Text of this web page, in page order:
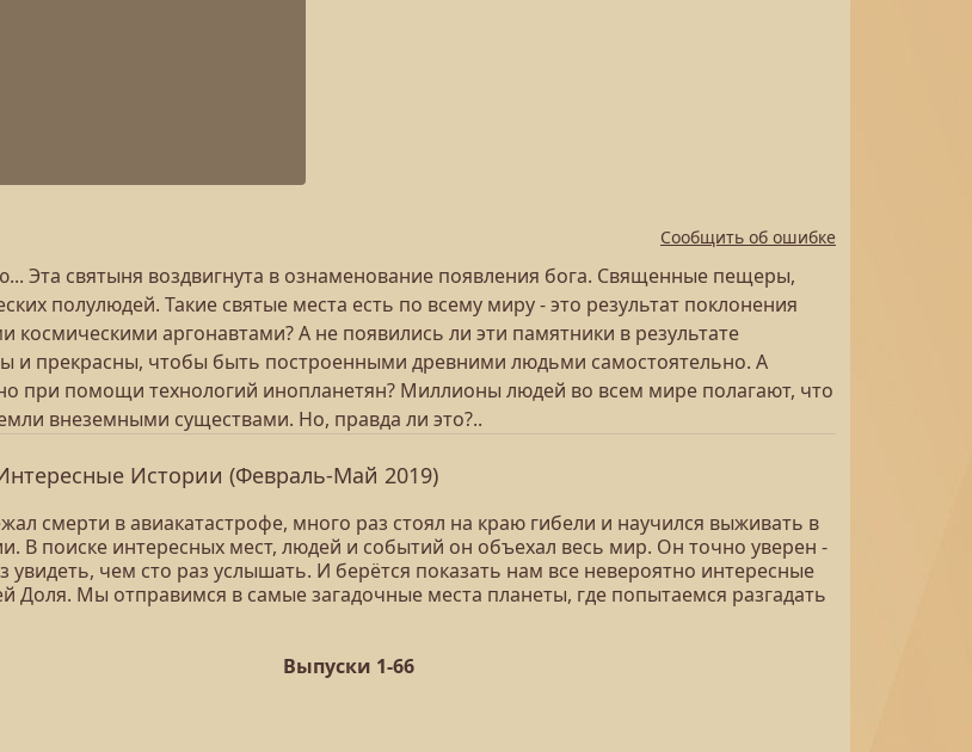
Сообщить об ошибке
Эта святыня воздвигнута в ознаменование появления бога. Священные пещеры,
полулюдей. Такие святые места есть по всему миру - это результат поклонения
космическими аргонавтами? А не появились ли эти памятники в результате
и прекрасны, чтобы быть построенными древними людьми самостоятельно. А
при помощи технологий инопланетян? Миллионы людей во всем мире полагают, что
внеземными существами. Но, правда ли это?..
Истории (Февраль-Май 2019)
смерти в авиакатастрофе, много раз стоял на краю гибели и научился выживать в
В поиске интересных мест, людей и событий он объехал весь мир. Он точно уверен -
увидеть, чем сто раз услышать. И берётся показать нам все невероятно интересные
Доля. Мы отправимся в самые загадочные места планеты, где попытаемся разгадать
Выпуски 1-66